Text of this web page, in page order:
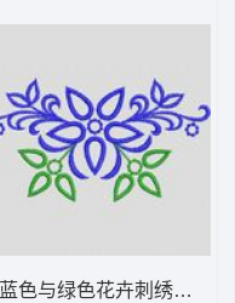
蓝色与绿色花卉刺绣图案